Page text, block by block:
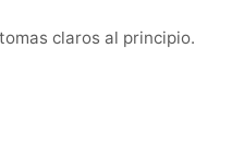
claros al principio.